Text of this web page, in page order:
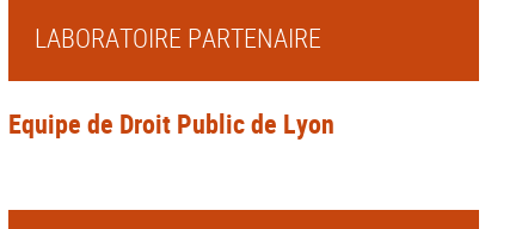
LABORATOIRE PARTENAIRE
Equipe de Droit Public de Lyon